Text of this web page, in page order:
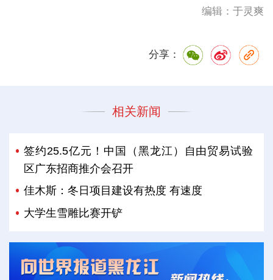
编辑：于灵爽
分享：
相关新闻
签约25.5亿元！中国（黑龙江）自由贸易试验
区广东招商推介会召开
佳木斯：冬日项目建设有热度 有速度
大学生雪雕比赛开铲